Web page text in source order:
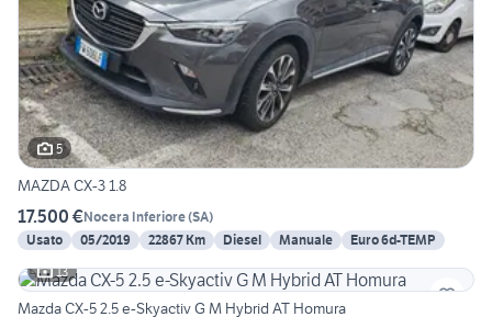
5
MAZDA CX-3 1.8
17.500 €Nocera Inferiore(SA)
Usato
05/2019 22867 Km Diesel Manuale
Euro 6d-TEMP
13
Mazda CX-5 2.5 e-Skyactiv G M Hybrid AT Homura